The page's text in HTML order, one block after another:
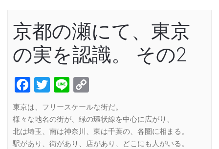
京都の瀬にて、東京
の実を認識。 その2
Facebook
Twitter
Line
Link
東京は、フリースケールな街だ。
様々な地名の街が、緑の環状線を中心に広がり、
北は埼玉、南は神奈川、東は千葉の、各圏に相まる。
駅があり、街があり、店があり、どこにも人がいる。